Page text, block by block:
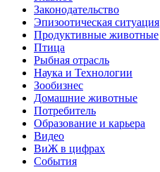
Законодательство
Эпизоотическая ситуация
Продуктивные животные
Птица
Рыбная отрасль
Наука и Технологии
Зообизнес
Домашние животные
Потребитель
Образование и карьера
Видео
ВиЖ в цифрах
События